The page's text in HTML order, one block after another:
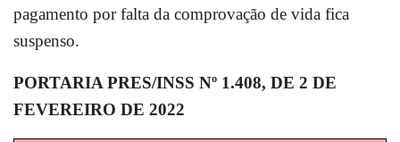
pagamento por falta da comprovação de vida fica
suspenso.
PORTARIA PRES/INSS Nº 1.408, DE 2 DE
FEVEREIRO DE 2022